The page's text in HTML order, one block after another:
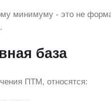
минимуму - это не
база
ПТМ, относятся: